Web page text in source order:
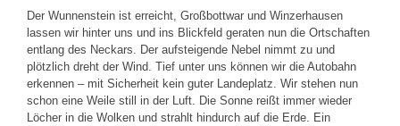
Der Wunnenstein ist erreicht, Großbottwar und Winzerhausen
lassen wir hinter uns und ins Blickfeld geraten nun die Ortschaften
entlang des Neckars. Der aufsteigende Nebel nimmt zu und
plötzlich dreht der Wind. Tief unter uns können wir die Autobahn
erkennen – mit Sicherheit kein guter Landeplatz. Wir stehen nun
schon eine Weile still in der Luft. Die Sonne reißt immer wieder
Löcher in die Wolken und strahlt hindurch auf die Erde. Ein